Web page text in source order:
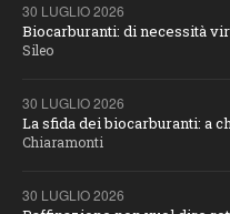
30 LUGLIO 2026
Biocarburanti: di necessità
Sileo
30 LUGLIO 2026
La sfida dei biocarburanti: a
Chiaramonti
30 LUGLIO 2026